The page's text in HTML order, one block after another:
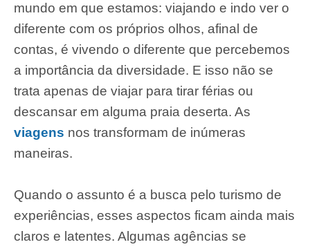
mundo em que estamos: viajando e indo ver o
diferente com os próprios olhos, afinal de
contas, é vivendo o diferente que percebemos
a importância da diversidade. E isso não se
trata apenas de viajar para tirar férias ou
descansar em alguma praia deserta. As
viagens nos transformam de inúmeras
maneiras.
Quando o assunto é a busca pelo turismo de
experiências, esses aspectos ficam ainda mais
claros e latentes. Algumas agências se